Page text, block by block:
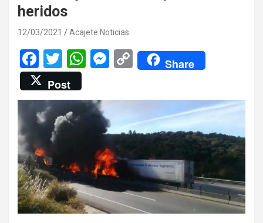
heridos
12/03/2021 Acajete Noticias
F
a
ce
b
o
k
T
wi
tt
er
W
at
s
p
p
M
se
n
g
er
C
o
py
Li
n
Share
Post